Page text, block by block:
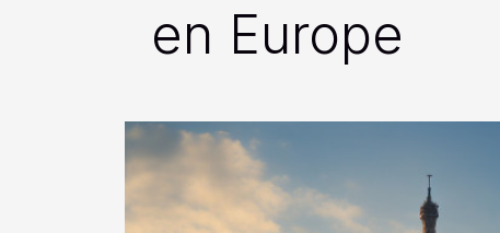
en Europe